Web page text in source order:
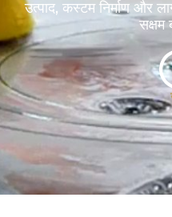
उत्पाद, कस्टम निर्माण और
सक्षम